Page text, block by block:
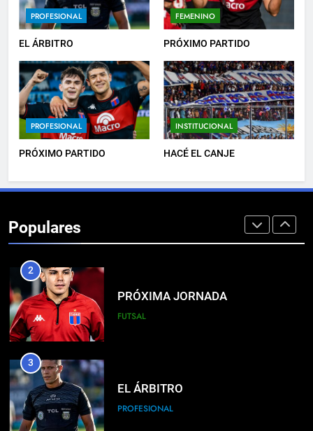
PROFESIONAL
EL ÁRBITRO
FEMENINO
PRÓXIMO PARTIDO
PROFESIONAL
PRÓXIMO PARTIDO
INSTITUCIONAL
HACÉ EL CANJE
Populares
EMPATE EN CASA
PROFESIONAL
8
DERROTA DE LOCAL
FUTSAL
2
PRÓXIMA JORNADA
FUTSAL
3
EL ÁRBITRO
PROFESIONAL